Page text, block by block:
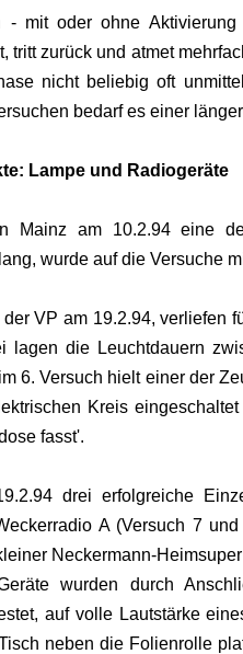
- mit oder ohne
tritt zurück und atmet
nicht beliebig oft
bedarf es einer
Lampe und Radiogeräte
Mainz am 10.2.94 eine
wurde auf die Versuche
VP am 19.2.94, verliefen
lagen die Leuchtdauern
6. Versuch hielt einer der
Kreis
fasst'.
drei erfolgreiche
A (Versuch 7
Neckermann-
wurden durch
auf volle Lautstärke
neben die Folienrolle